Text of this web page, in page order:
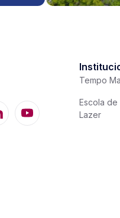
Tempo
Escola de
Lazer